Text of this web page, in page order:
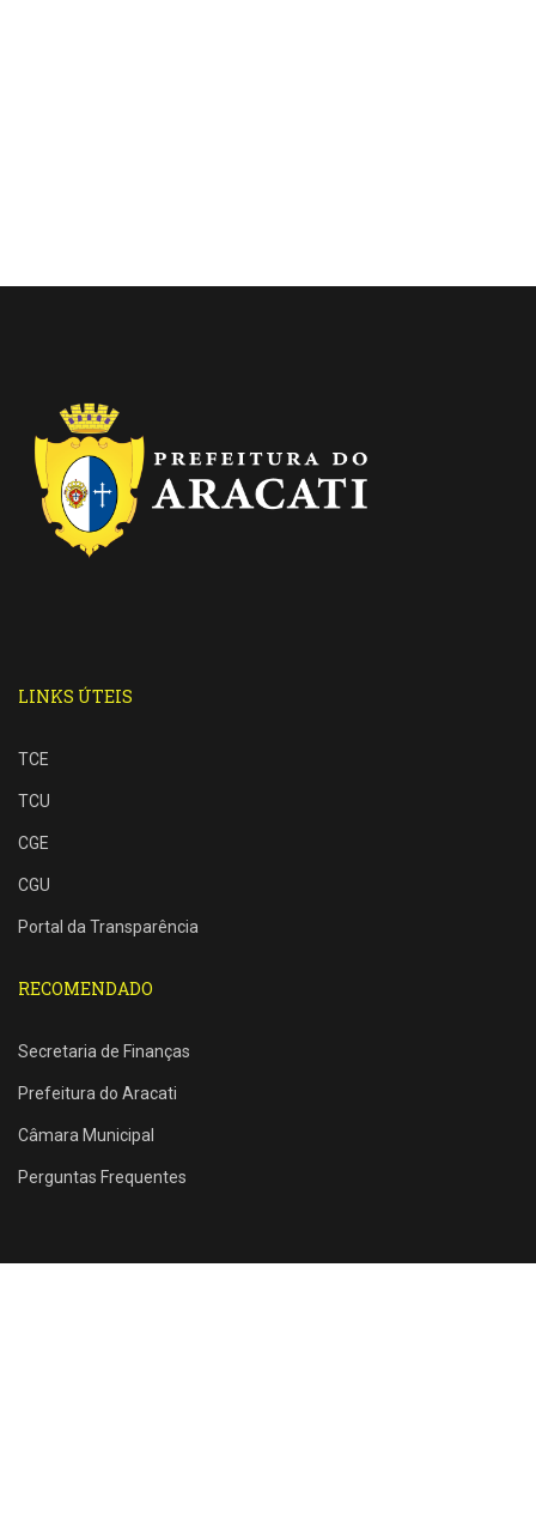
LINKS ÚTEIS
TCE
TCU
CGE
CGU
Portal da Transparência
RECOMENDADO
Secretaria de Finanças
Prefeitura do Aracati
Câmara Municipal
Perguntas Frequentes